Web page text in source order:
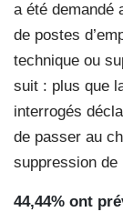
a été demandé
de postes
technique ou
suit : plus que
interrogés
de passer au
suppression de
44,44% ont